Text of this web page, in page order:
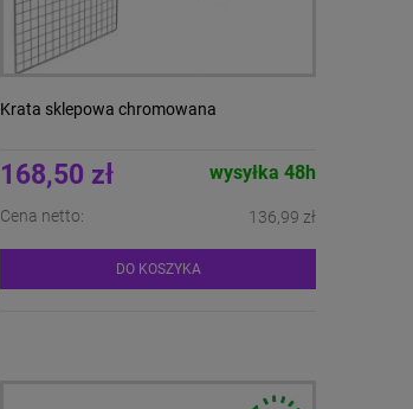
Krata sklepowa chromowana
168,50 zł
Cena netto: 136,99 zł
wysyłka 48h
DO KOSZYKA